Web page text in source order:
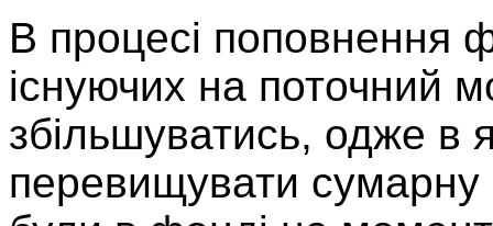
В процесі поповнення
існуючих на поточний
збільшуватись, одже в
перевищувати сумарну